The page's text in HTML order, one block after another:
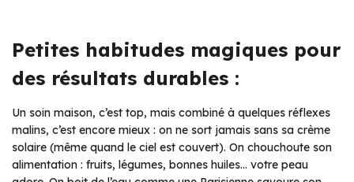
Petites habitudes magiques pour
des résultats durables :
Un soin maison, c’est top, mais combiné à quelques réflexes
malins, c’est encore mieux : on ne sort jamais sans sa crème
solaire (même quand le ciel est couvert). On chouchoute son
alimentation : fruits, légumes, bonnes huiles… votre peau